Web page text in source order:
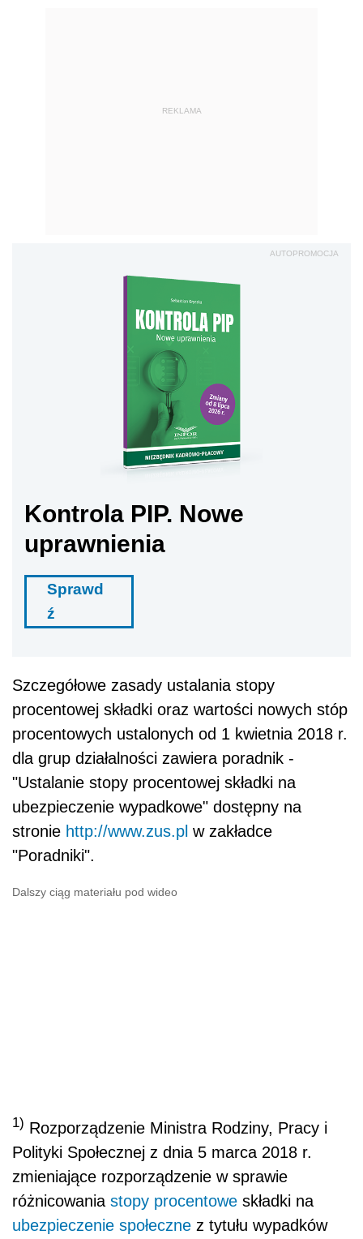
REKLAMA
AUTOPROMOCJA
Kontrola PIP. Nowe
uprawnienia
Sprawd
ź
Szczegółowe zasady ustalania stopy
procentowej składki oraz wartości nowych stóp
procentowych ustalonych od 1 kwietnia 2018 r.
dla grup działalności zawiera poradnik -
"Ustalanie stopy procentowej składki na
ubezpieczenie wypadkowe" dostępny na
stronie http://www.zus.pl w zakładce
"Poradniki".
Dalszy ciąg materiału pod wideo
1) Rozporządzenie Ministra Rodziny, Pracy i
Polityki Społecznej z dnia 5 marca 2018 r.
zmieniające rozporządzenie w sprawie
różnicowania stopy procentowe składki na
ubezpieczenie społeczne z tytułu wypadków